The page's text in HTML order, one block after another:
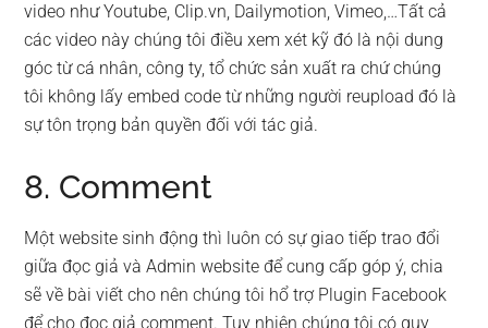
video như Youtube, Clip.vn, Dailymotion, Vimeo,…Tất cả
các video này chúng tôi điều xem xét kỹ đó là nội dung
góc từ cá nhân, công ty, tổ chức sản xuất ra chứ chúng
tôi không lấy embed code từ những người reupload đó là
sự tôn trọng bản quyền đối với tác giả.
8. Comment
Một website sinh động thì luôn có sự giao tiếp trao đổi
giữa đọc giả và Admin website để cung cấp góp ý, chia
sẽ về bài viết cho nên chúng tôi hổ trợ Plugin Facebook
để cho đọc giả comment. Tuy nhiên chúng tôi có quy